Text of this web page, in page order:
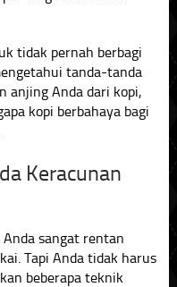
tidak pernah berbagi
tanda-tanda
anjing Anda dari kopi,
kopi berbahaya bagi
Keracunan
sangat rentan
Tapi Anda tidak harus
beberapa teknik